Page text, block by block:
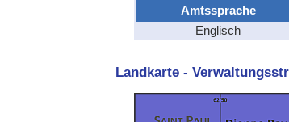
Amtssprache
Englisch
Landkarte -